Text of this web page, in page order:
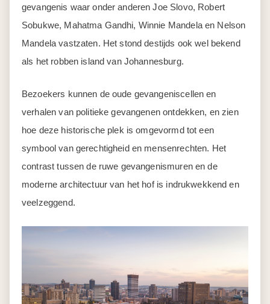
gevangenis waar onder anderen Joe Slovo, Robert
Sobukwe, Mahatma Gandhi, Winnie Mandela en Nelson
Mandela vastzaten. Het stond destijds ook wel bekend
als het robben island van Johannesburg.
Bezoekers kunnen de oude gevangeniscellen en
verhalen van politieke gevangenen ontdekken, en zien
hoe deze historische plek is omgevormd tot een
symbool van gerechtigheid en mensenrechten. Het
contrast tussen de ruwe gevangenismuren en de
moderne architectuur van het hof is indrukwekkend en
veelzeggend.